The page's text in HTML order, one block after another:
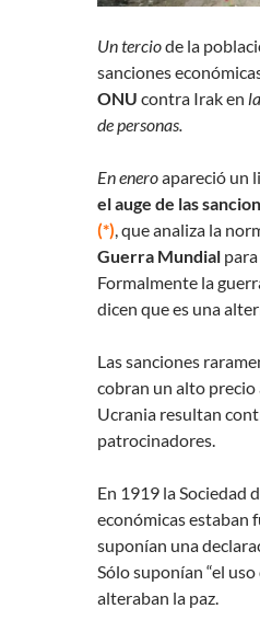
Un terciode la
sanciones
ONU contra Irak en
de personas.
En eneroapareció un
el auge de las
(*), que analiza la
Guerra Mundial
Formalmente la
dicen que es una
Las sanciones
cobran un alto precio
Ucrania resultan
patrocinadores.
En 1919 la Sociedad
económicas estaban
suponían una
Sólo suponían “el
alteraban la paz.